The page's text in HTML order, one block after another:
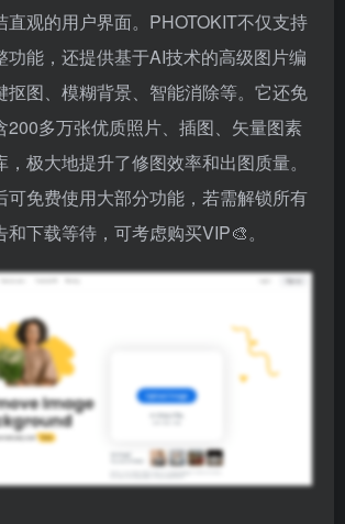
直观的用户界面。PHOTOKIT不仅支持
功能，还提供基于AI技术的高级图片编
抠图、模糊背景、智能消除等。它还免
200多万张优质照片、插图、矢量图素
极大地提升了修图效率和出图质量。
可免费使用大部分功能，若需解锁所有
下载等待，可考虑购买VIP🎨。